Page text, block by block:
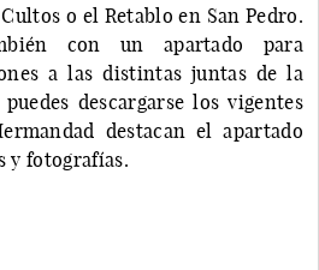
o el Retablo en San Pedro.
con un apartado para
a las distintas juntas de la
descargarse los vigentes
destacan el apartado
y fotografías.